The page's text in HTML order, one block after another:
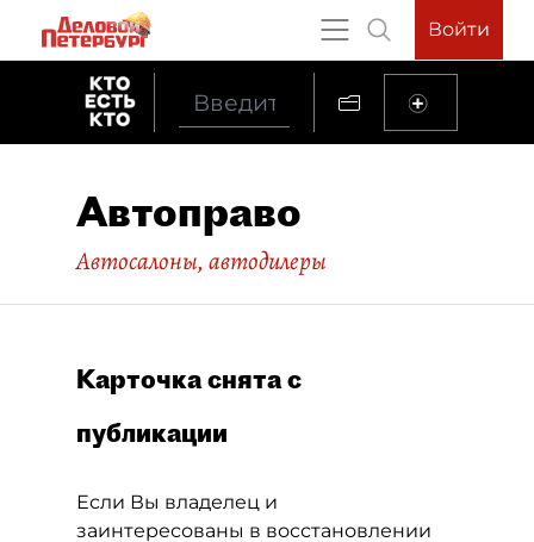
Войти
Автоправо
Автосалоны, автодилеры
Карточка снята с
публикации
Если Вы владелец и
заинтересованы в восстановлении